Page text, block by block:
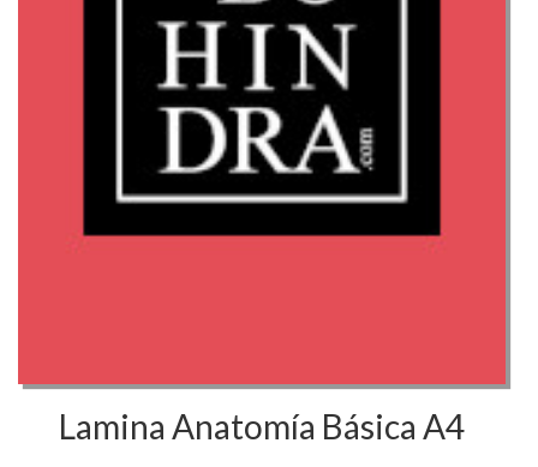
Lamina Anatomía Básica A4